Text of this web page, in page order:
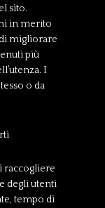
sito.
in merito
migliorare
più
I
o da
raccogliere
degli utenti
tempo di